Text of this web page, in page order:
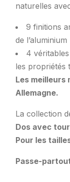
naturelles
9 finitions
de
4
les propriétés
Les
Allemagne.
La collection
Dos avec
Pour les
Passe-